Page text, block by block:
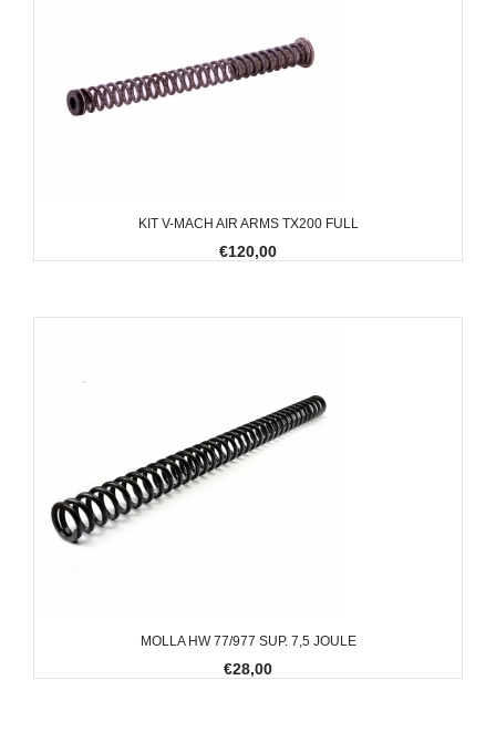
KIT V-MACH AIR ARMS TX200 FULL
€120,00
MOLLA HW 77/977 SUP. 7,5 JOULE
€28,00